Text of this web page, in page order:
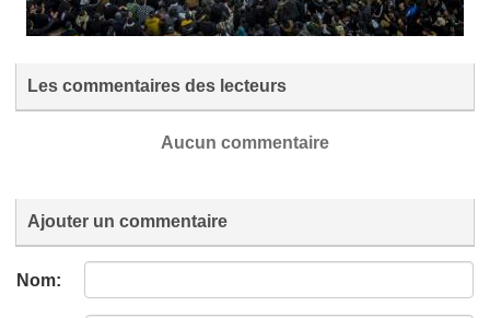
Les commentaires des lecteurs
Aucun commentaire
Ajouter un commentaire
Nom: